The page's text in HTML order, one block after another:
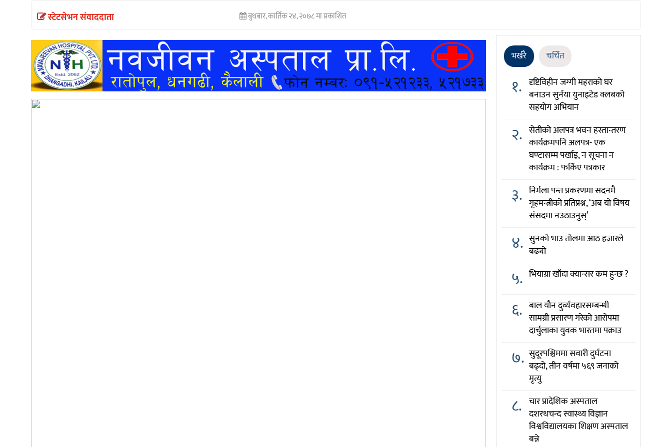
अन्तर्वार्ता
खेलकुद
मनोरञ्जन
स्टेटसेभन संवाददाता बुधबार, कार्तिक २४, २०७८ मा प्रकाशित
भर्खरै चर्चित
१. दृष्टिविहीन जग्गी महराको घर
बनाउन सुर्नया युनाइटेड क्लबको
सहयोग अभियान
२. सेतीको अलपत्र भवन हस्तान्तरण
कार्यक्रमपनि अलपत्र- एक
घण्टासम्म पर्खाइ, न सूचना न
कार्यक्रम : फर्किए पत्रकार
३. निर्मला पन्त प्रकरणमा सदनमै
गृहमन्त्रीको प्रतिप्रश्न, ‘अब यो विषय
संसदमा नउठाउनुस्’
४. सुनको भाउ तोलमा आठ हजारले
बढ्यो
५. भियाग्रा खाँदा क्यान्सर कम हुन्छ ?
६. बाल यौन दुर्व्यवहारसम्बन्धी
सामग्री प्रसारण गरेको आरोपमा
दार्चुलाका युवक भारतमा पक्राउ
७. सुदूरपश्चिममा सवारी दुर्घटना
बढ्दो, तीन वर्षमा ५६९ जनाको
मृत्यु
८. चार प्रादेशिक अस्पताल
दशरथचन्द स्वास्थ्य विज्ञान
विश्वविद्यालयका शिक्षण अस्पताल
बन्ने